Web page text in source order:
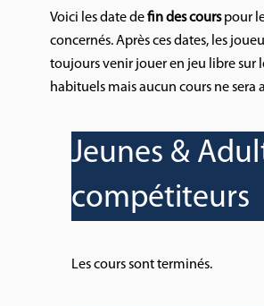
Voici les date defin des courspour
concernés. Après ces dates, les
toujours venir jouer en jeu libre sur
habituels mais aucun cours ne sera
Jeunes &
compétiteurs
Les cours sont terminés.